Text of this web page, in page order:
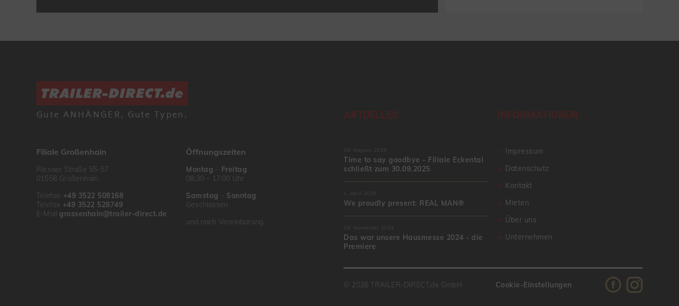
Gute ANHÄNGER, Gute Typen.
Filiale Großenhain
Riesaer Straße 55-57
01558 Großenhain
Telefon +49 3522 508168
Telefax +49 3522 528749
E-Mail grossenhain@trailer-direct.de
Öffnungszeiten
Montag
Freitag
08:30 – 17:00 Uhr
Samstag
Sonntag
Geschlossen
und nach Vereinbarung.
AKTUELLES
18. August 2025
Time to say goodbye - Filiale Eckental
schließt zum 30.09.2025
1. April 2025
We proudly present: REAL MAN®
28. November 2024
Das war unsere Hausmesse 2024 - die
Premiere
INFORMATIONEN
Impressum
Datenschutz
Kontakt
Mieten
Über uns
Unternehmen
© 2026 TRAILER-DIRECT.de GmbH Cookie-Einstellungen